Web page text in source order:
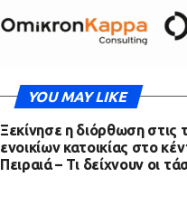
YOU MAY LIKE
Ξεκίνησε η διόρθωση στις
ενοικίων κατοικίας στο
Πειραιά – Τι δείχνουν οι